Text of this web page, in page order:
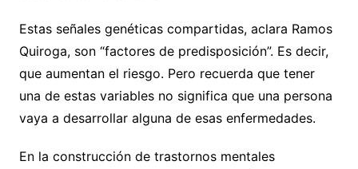
Estas señales genéticas compartidas, aclara Ramos
Quiroga, son “factores de predisposición”. Es decir,
que aumentan el riesgo. Pero recuerda que tener
una de estas variables no significa que una persona
vaya a desarrollar alguna de esas enfermedades.
En la construcción de trastornos mentales